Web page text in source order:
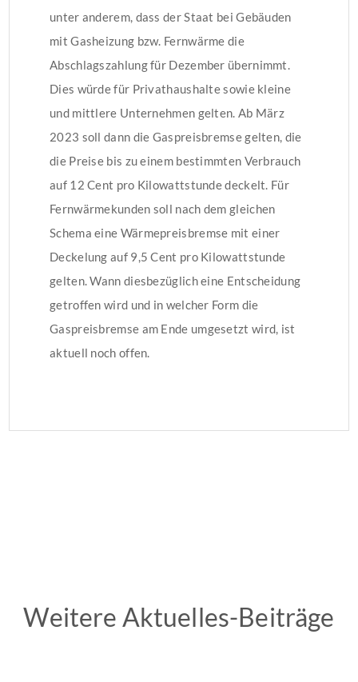
unter anderem, dass der Staat bei Gebäuden
mit Gasheizung bzw. Fernwärme die
Abschlagszahlung für Dezember übernimmt.
Dies würde für Privathaushalte sowie kleine
und mittlere Unternehmen gelten. Ab März
2023 soll dann die Gaspreisbremse gelten, die
die Preise bis zu einem bestimmten Verbrauch
auf 12 Cent pro Kilowattstunde deckelt. Für
Fernwärmekunden soll nach dem gleichen
Schema eine Wärmepreisbremse mit einer
Deckelung auf 9,5 Cent pro Kilowattstunde
gelten. Wann diesbezüglich eine Entscheidung
getroffen wird und in welcher Form die
Gaspreisbremse am Ende umgesetzt wird, ist
aktuell noch offen.
Weitere Aktuelles-Beiträge